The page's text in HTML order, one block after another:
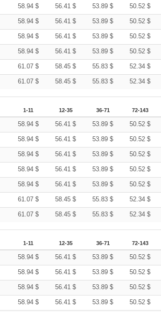
58.94$ 56.41$ 53.89$ 50.52$
58.94$ 56.41$ 53.89$ 50.52$
58.94$ 56.41$ 53.89$ 50.52$
58.94$ 56.41$ 53.89$ 50.52$
61.07$ 58.45$ 55.83$ 52.34$
61.07$ 58.45$ 55.83$ 52.34$
1-11 12-35 36-71 72-143
58.94$ 56.41$ 53.89$ 50.52$
58.94$ 56.41$ 53.89$ 50.52$
58.94$ 56.41$ 53.89$ 50.52$
58.94$ 56.41$ 53.89$ 50.52$
58.94$ 56.41$ 53.89$ 50.52$
61.07$ 58.45$ 55.83$ 52.34$
61.07$ 58.45$ 55.83$ 52.34$
1-11 12-35 36-71 72-143
58.94$ 56.41$ 53.89$ 50.52$
58.94$ 56.41$ 53.89$ 50.52$
58.94$ 56.41$ 53.89$ 50.52$
58.94$ 56.41$ 53.89$ 50.52$